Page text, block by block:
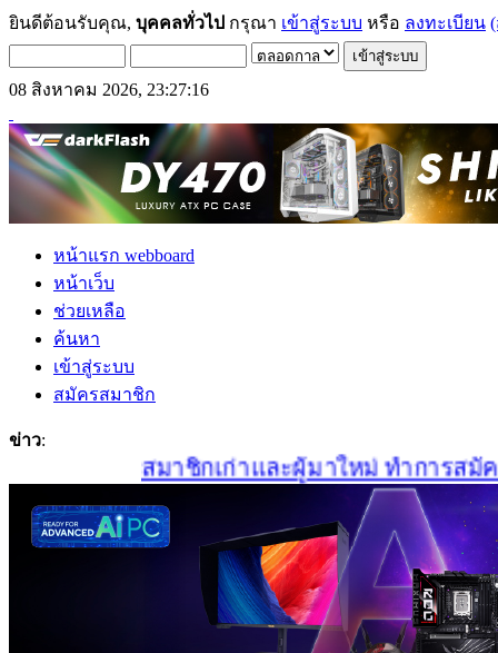
ยินดีต้อนรับคุณ, บุคคลทั่วไป กรุณา เข้าสู่ระบบ หรือ ลงทะเบียน
08 สิงหาคม 2026, 23:27:16
หน้าแรก webboard
หน้าเว็บ
ช่วยเหลือ
ค้นหา
เข้าสู่ระบบ
สมัครสมาชิก
ข่าว:
สมาชิกเก่าและผู้มาใหม่ ทำการสมัค